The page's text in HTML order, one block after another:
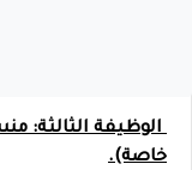
الوظيفة الثالثة:
خاصة).